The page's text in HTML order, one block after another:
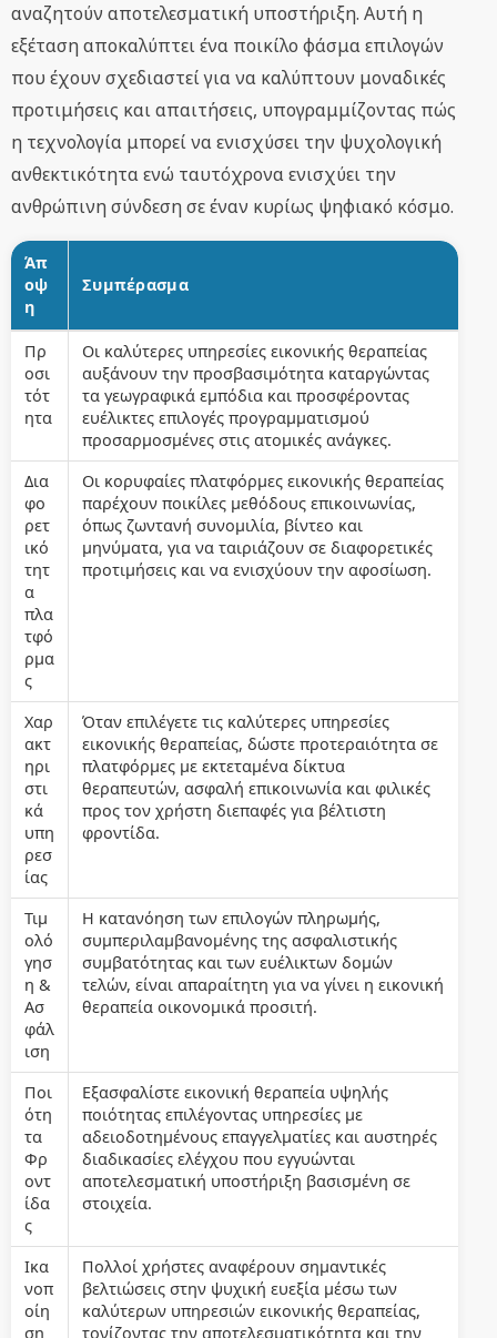
αναζητούν αποτελεσματική υποστήριξη. Αυτή η
εξέταση αποκαλύπτει ένα ποικίλο φάσμα επιλογών
που έχουν σχεδιαστεί για να καλύπτουν μοναδικές
προτιμήσεις και απαιτήσεις, υπογραμμίζοντας πώς
η τεχνολογία μπορεί να ενισχύσει την ψυχολογική
ανθεκτικότητα ενώ ταυτόχρονα ενισχύει την
ανθρώπινη σύνδεση σε έναν κυρίως ψηφιακό κόσμο.
Άπ
οψ
η
Συμπέρασμα
Πρ
οσι
τότ
ητα
Οι καλύτερες υπηρεσίες εικονικής θεραπείας
αυξάνουν την προσβασιμότητα καταργώντας
τα γεωγραφικά εμπόδια και προσφέροντας
ευέλικτες επιλογές προγραμματισμού
προσαρμοσμένες στις ατομικές ανάγκες.
Δια
φο
ρετ
ικό
τητ
α
πλα
τφό
ρμα
ς
Οι κορυφαίες πλατφόρμες εικονικής θεραπείας
παρέχουν ποικίλες μεθόδους επικοινωνίας,
όπως ζωντανή συνομιλία, βίντεο και
μηνύματα, για να ταιριάζουν σε διαφορετικές
προτιμήσεις και να ενισχύουν την αφοσίωση.
Χαρ
ακτ
ηρι
στι
κά
υπη
ρεσ
ίας
Όταν επιλέγετε τις καλύτερες υπηρεσίες
εικονικής θεραπείας, δώστε προτεραιότητα σε
πλατφόρμες με εκτεταμένα δίκτυα
θεραπευτών, ασφαλή επικοινωνία και φιλικές
προς τον χρήστη διεπαφές για βέλτιστη
φροντίδα.
Τιμ
ολό
γησ
η &
Ασ
φάλ
ιση
Η κατανόηση των επιλογών πληρωμής,
συμπεριλαμβανομένης της ασφαλιστικής
συμβατότητας και των ευέλικτων δομών
τελών, είναι απαραίτητη για να γίνει η εικονική
θεραπεία οικονομικά προσιτή.
Ποι
ότη
τα
Φρ
οντ
ίδα
ς
Εξασφαλίστε εικονική θεραπεία υψηλής
ποιότητας επιλέγοντας υπηρεσίες με
αδειοδοτημένους επαγγελματίες και αυστηρές
διαδικασίες ελέγχου που εγγυώνται
αποτελεσματική υποστήριξη βασισμένη σε
στοιχεία.
Ικα
νοπ
οίη
ση
Πολλοί χρήστες αναφέρουν σημαντικές
βελτιώσεις στην ψυχική ευεξία μέσω των
καλύτερων υπηρεσιών εικονικής θεραπείας,
τονίζοντας την αποτελεσματικότητα και την